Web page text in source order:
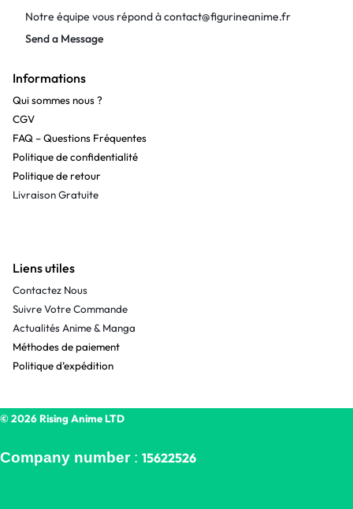
Notre équipe vous répond àcontact@figurineanime.fr
Send a Message
Informations
Qui sommes nous ?
CGV
FAQ – Questions Fréquentes
Politique de confidentialité
Politique de retour
Livraison Gratuite
Liens utiles
Contactez Nous
Suivre Votre Commande
Actualités Anime & Manga
Méthodes de paiement
Politique d’expédition
© 2026 Rising Anime LTD
Company number: 15622526